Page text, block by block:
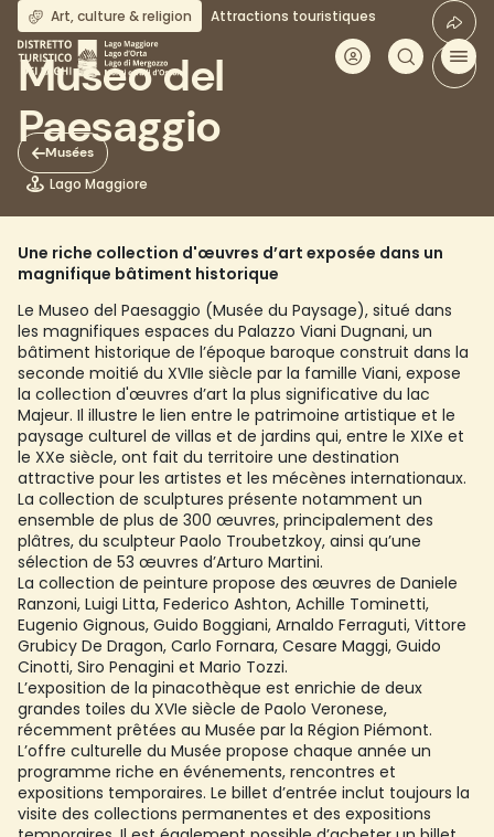
Aller
au
contenu
principal
Musées
Art, culture & religion Attractions touristiques
Museo del
Paesaggio
Lago Maggiore
Une riche collection d'œuvres d’art exposée dans un
magnifique bâtiment historique
Le Museo del Paesaggio (Musée du Paysage), situé dans
les magnifiques espaces du Palazzo Viani Dugnani, un
bâtiment historique de l’époque baroque construit dans la
seconde moitié du XVIIe siècle par la famille Viani, expose
la collection d'œuvres d’art la plus significative du lac
Majeur. Il illustre le lien entre le patrimoine artistique et le
paysage culturel de villas et de jardins qui, entre le XIXe et
le XXe siècle, ont fait du territoire une destination
attractive pour les artistes et les mécènes internationaux.
La collection de sculptures présente notamment un
ensemble de plus de 300 œuvres, principalement des
plâtres, du sculpteur Paolo Troubetzkoy, ainsi qu’une
sélection de 53 œuvres d’Arturo Martini.
La collection de peinture propose des œuvres de Daniele
Ranzoni, Luigi Litta, Federico Ashton, Achille Tominetti,
Eugenio Gignous, Guido Boggiani, Arnaldo Ferraguti, Vittore
Grubicy De Dragon, Carlo Fornara, Cesare Maggi, Guido
Cinotti, Siro Penagini et Mario Tozzi.
L’exposition de la pinacothèque est enrichie de deux
grandes toiles du XVIe siècle de Paolo Veronese,
récemment prêtées au Musée par la Région Piémont.
L’offre culturelle du Musée propose chaque année un
programme riche en événements, rencontres et
expositions temporaires. Le billet d’entrée inclut toujours la
visite des collections permanentes et des expositions